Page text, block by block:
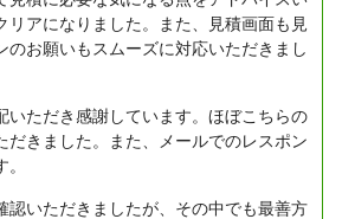
リアになりました。また、見積画面も見
のお願いもスムーズに対応いただきまし
いただき感謝しています。ほぼこちらの
だきました。また、メールでのレスポン
認いただきましたが、その中でも最善方